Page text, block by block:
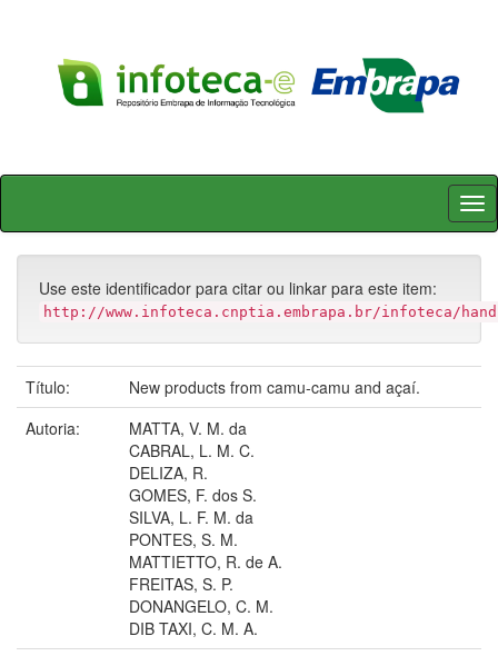
Skip
Use este identificador para citar ou linkar para este item:
http://www.infoteca.cnptia.embrapa.br/infoteca/
Título:
New products from camu-camu and açaí.
Autoria:
MATTA, V. M. da
CABRAL, L. M. C.
DELIZA, R.
GOMES, F. dos S.
SILVA, L. F. M. da
PONTES, S. M.
MATTIETTO, R. de A.
FREITAS, S. P.
DONANGELO, C. M.
DIB TAXI, C. M. A.